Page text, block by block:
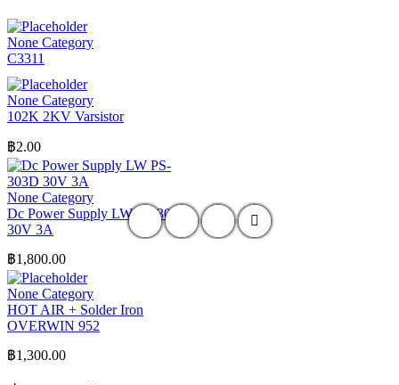
None Category
C3311
None Category
102K 2KV Varsistor
฿2.00
None Category
Dc Power Supply LW PS-303D
30V 3A
฿1,800.00
None Category
HOT AIR + Solder Iron
OVERWIN 952
฿1,300.00